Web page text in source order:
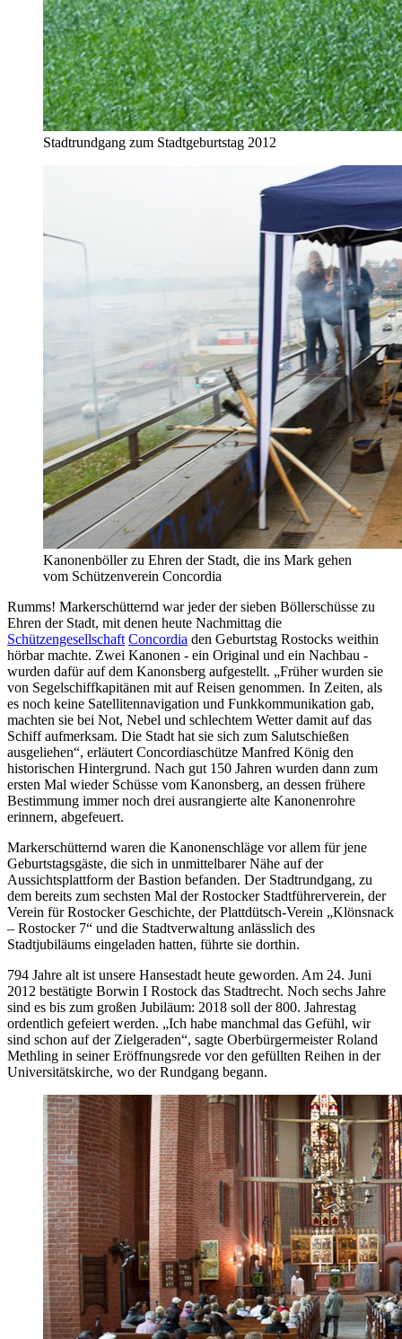
Stadtrundgang zum Stadtgeburtstag 2012
Kanonenböller zu Ehren der Stadt, die ins Mark gehen
vom Schützenverein Concordia
Rumms! Markerschütternd war jeder der sieben Böllerschüsse zu
Ehren der Stadt, mit denen heute Nachmittag die
Schützengesellschaft Concordia den Geburtstag Rostocks weithin
hörbar machte. Zwei Kanonen - ein Original und ein Nachbau -
wurden dafür auf dem Kanonsberg aufgestellt. „Früher wurden sie
von Segelschiffkapitänen mit auf Reisen genommen. In Zeiten, als
es noch keine Satellitennavigation und Funkkommunikation gab,
machten sie bei Not, Nebel und schlechtem Wetter damit auf das
Schiff aufmerksam. Die Stadt hat sie sich zum Salutschießen
ausgeliehen“, erläutert Concordiaschütze Manfred König den
historischen Hintergrund. Nach gut 150 Jahren wurden dann zum
ersten Mal wieder Schüsse vom Kanonsberg, an dessen frühere
Bestimmung immer noch drei ausrangierte alte Kanonenrohre
erinnern, abgefeuert.
Markerschütternd waren die Kanonenschläge vor allem für jene
Geburtstagsgäste, die sich in unmittelbarer Nähe auf der
Aussichtsplattform der Bastion befanden. Der Stadtrundgang, zu
dem bereits zum sechsten Mal der Rostocker Stadtführerverein, der
Verein für Rostocker Geschichte, der Plattdütsch-Verein „Klönsnack
– Rostocker 7“ und die Stadtverwaltung anlässlich des
Stadtjubiläums eingeladen hatten, führte sie dorthin.
794 Jahre alt ist unsere Hansestadt heute geworden. Am 24. Juni
2012 bestätigte Borwin I Rostock das Stadtrecht. Noch sechs Jahre
sind es bis zum großen Jubiläum: 2018 soll der 800. Jahrestag
ordentlich gefeiert werden. „Ich habe manchmal das Gefühl, wir
sind schon auf der Zielgeraden“, sagte Oberbürgermeister Roland
Methling in seiner Eröffnungsrede vor den gefüllten Reihen in der
Universitätskirche, wo der Rundgang begann.